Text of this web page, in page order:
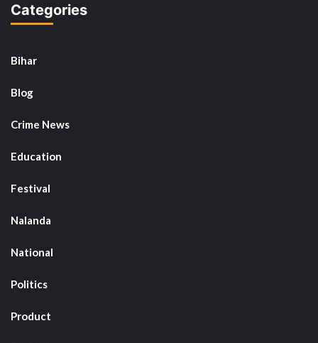
Categories
Bihar
Blog
Crime News
Education
Festival
Nalanda
National
Politics
Product